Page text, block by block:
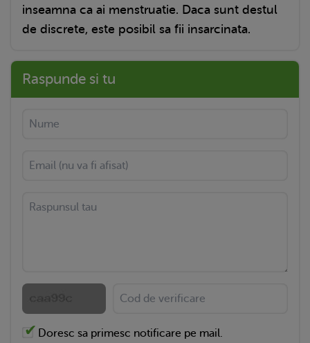
inseamna ca ai menstruatie. Daca sunt destul
de discrete, este posibil sa fii insarcinata.
Raspunde si tu
Doresc sa primesc notificare pe mail.